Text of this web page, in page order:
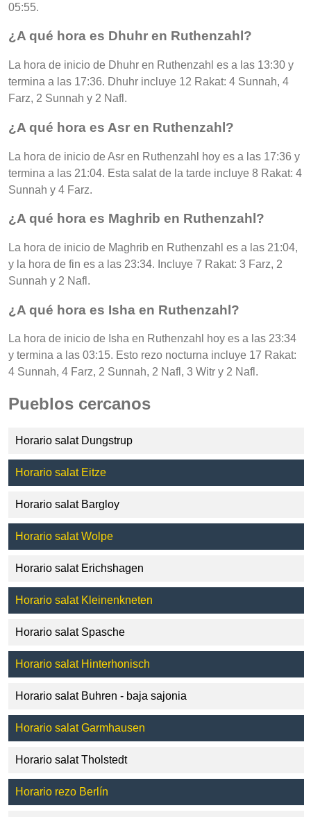
05:55.
¿A qué hora es Dhuhr en Ruthenzahl?
La hora de inicio de Dhuhr en Ruthenzahl es a las 13:30 y
termina a las 17:36. Dhuhr incluye 12 Rakat: 4 Sunnah, 4
Farz, 2 Sunnah y 2 Nafl.
¿A qué hora es Asr en Ruthenzahl?
La hora de inicio de Asr en Ruthenzahl hoy es a las 17:36 y
termina a las 21:04. Esta salat de la tarde incluye 8 Rakat: 4
Sunnah y 4 Farz.
¿A qué hora es Maghrib en Ruthenzahl?
La hora de inicio de Maghrib en Ruthenzahl es a las 21:04,
y la hora de fin es a las 23:34. Incluye 7 Rakat: 3 Farz, 2
Sunnah y 2 Nafl.
¿A qué hora es Isha en Ruthenzahl?
La hora de inicio de Isha en Ruthenzahl hoy es a las 23:34
y termina a las 03:15. Esto rezo nocturna incluye 17 Rakat:
4 Sunnah, 4 Farz, 2 Sunnah, 2 Nafl, 3 Witr y 2 Nafl.
Pueblos cercanos
Horario salat Dungstrup
Horario salat Eitze
Horario salat Bargloy
Horario salat Wolpe
Horario salat Erichshagen
Horario salat Kleinenkneten
Horario salat Spasche
Horario salat Hinterhonisch
Horario salat Buhren - baja sajonia
Horario salat Garmhausen
Horario salat Tholstedt
Horario rezo Berlín